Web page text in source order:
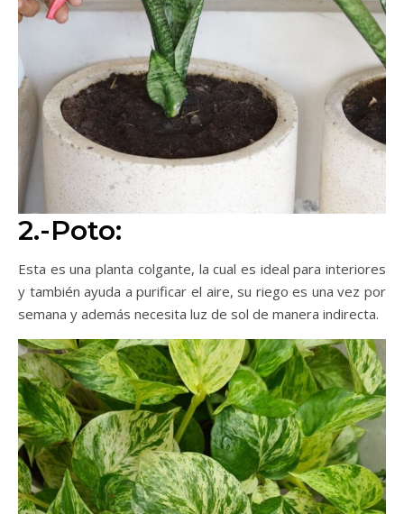
2.-Poto:
Esta es una planta colgante, la cual es ideal para interiores
y también ayuda a purificar el aire, su riego es una vez por
semana y además necesita luz de sol de manera indirecta.